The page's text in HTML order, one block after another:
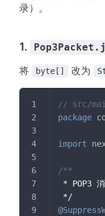
录）。
1.
将 byte[] 改为
// src/
package
import
/**
* POP3 消
*/